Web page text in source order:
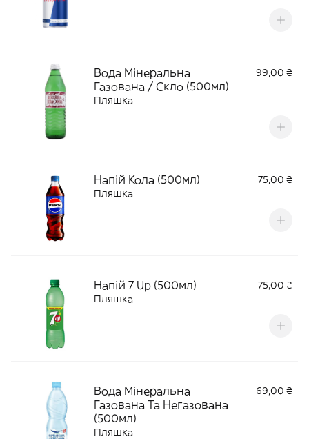
Вода Мінеральна
Газована / Скло (500мл)
99,00 ₴
Пляшка
Напій Кола (500мл)
75,00 ₴
Пляшка
Напій 7 Up (500мл)
75,00 ₴
Пляшка
Вода Мінеральна
Газована Та Негазована
(500мл)
69,00 ₴
Пляшка